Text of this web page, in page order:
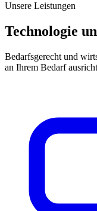
Unsere Leistungen
Technologie
Bedarfsgerecht und
an Ihrem Bedarf